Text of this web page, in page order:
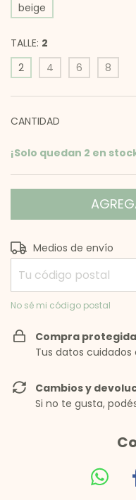
beige
TALLE: 2
2
4 6 8
CANTIDAD
¡Solo quedan 2 en
Entregas para el CP:
Medios de envío
No sé mi código postal
Compra protegida
Tus datos
Cambios y
Si no te gusta,